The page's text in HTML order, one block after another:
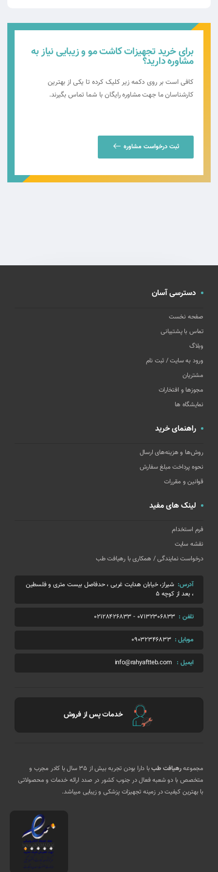
برای خرید تجهیزات کاشت مو و زیبایی نیاز به
مشاوره دارید؟
کافی است بر روی دکمه زیر کلیک کرده تا یکی از بهترین
کارشناسان ما جهت مشاوره رایگان با شما تماس بگیرند.
ثبت درخواست مشاوره
دسترسی آسان
صفحه نخست
تماس با پشتیبانی
وبلاگ
ورود به سایت / ثبت نام
مشتریان
مجوزها و افتخارات
نمایشگاه ها
راهنمای خرید
روش‌ها و هزینه‌های ارسال
نحوه پرداخت مبلغ سفارش
قوانین و مقررات
لینک های مفید
فرم استخدام
نقشه سایت
درخواست نمایندگی / همکاری با رهیافت طب
آدرس: شیراز، خیابان هدایت غربی ، حدفاصل بیست متری و فلسطین
، بعد از کوچه 5
تلفن : 07132306833
-
02128426833
موبایل : 09032346833
ایمیل : info@rahyaftteb.com
خدمات پس از فروش
مجموعهرهیافت طب
با دارا بودن تجربه بیش از 35 سال با کادر مجرب و
متخصص با دو شعبه فعال در جنوب کشور در صدد ارائه خدمات و محصولاتی
با بهترین کیفیت در زمینه تجهیزات پزشکی و زیبایی میباشد.